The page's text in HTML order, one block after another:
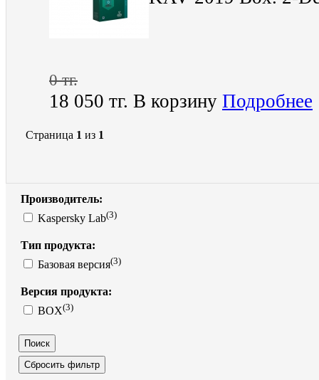
0 тг.
18 050 тг. В корзину Подробнее
Страница 1 из 1
Производитель:
Kaspersky Lab(3)
Тип продукта:
Базовая версия(3)
Версия продукта:
BOX(3)